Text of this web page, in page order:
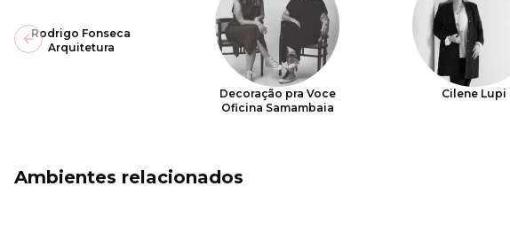
Rodrigo Fonseca
Arquitetura
Decoração pra Voce
Oficina Samambaia
Cilene Lupi
Previous slide
Ambientes relacionados